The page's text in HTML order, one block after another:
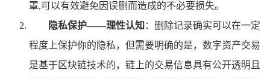
罩,可以有效避免因误删而造成的不必要损失。
隐私保护——理性认知 ：删除记录确实可以在一定
程度上保护你的隐私，但需要明确的是，数字资产交易
是基于区块链技术的，链上的交易信息具有公开透明且